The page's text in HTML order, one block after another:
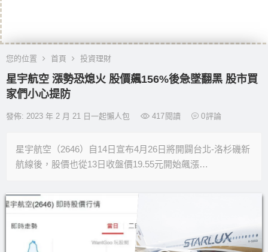
您的位置 首頁 投資理財
星宇航空 漲勢恐熄火 股價飆156%後急墜翻黑 股市買
家們小心提防
發佈: 2023 年 2 月 21 日一起懶人包 417 閱讀 0評論
星宇航空（2646）自14日宣布4月26日將開闢台北-洛杉磯新
航線後，股價也從13日收盤價19.55元開始飆漲…